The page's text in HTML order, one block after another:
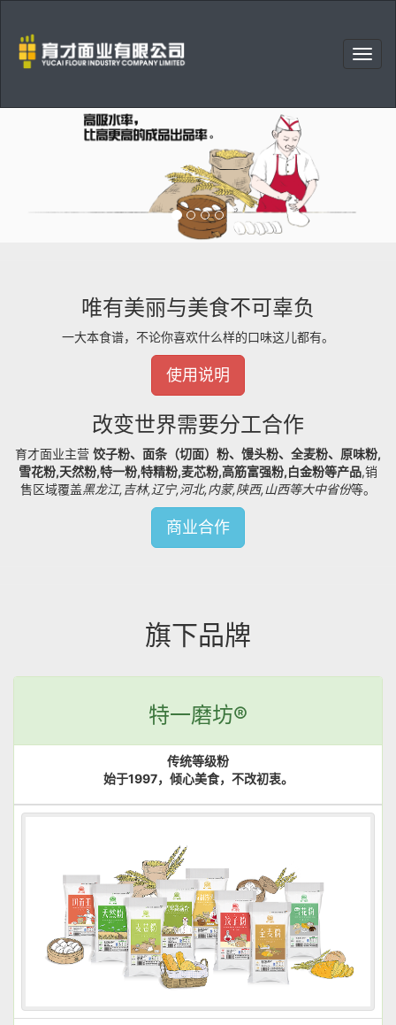
右
上
菜
吸
唯有美丽与美食不可辜负
一大本食谱，不论你喜欢什么样的口味这儿都有。
使用说明
改变世界需要分工合作
育才面业主营 饺子粉、面条（切面）粉、馒头粉、全麦粉、原味粉,
雪花粉,天然粉,特一粉,特精粉,麦芯粉,高筋富强粉,白金粉等产品,销
售区域覆盖黑龙江,吉林,辽宁,河北,内蒙,陕西,山西等大中省份等。
商业合作
旗下品牌
特一磨坊®
传统等级粉
始于1997，倾心美食，不改初衷。